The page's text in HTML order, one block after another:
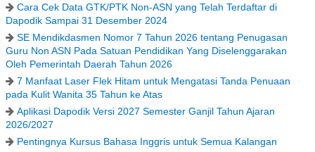
Cara Cek Data GTK/PTK Non-ASN yang Telah Terdaftar di
Dapodik Sampai 31 Desember 2024
SE Mendikdasmen Nomor 7 Tahun 2026 tentang Penugasan
Guru Non ASN Pada Satuan Pendidikan Yang Diselenggarakan
Oleh Pemerintah Daerah Tahun 2026
7 Manfaat Laser Flek Hitam untuk Mengatasi Tanda Penuaan
pada Kulit Wanita 35 Tahun ke Atas
Aplikasi Dapodik Versi 2027 Semester Ganjil Tahun Ajaran
2026/2027
Pentingnya Kursus Bahasa Inggris untuk Semua Kalangan